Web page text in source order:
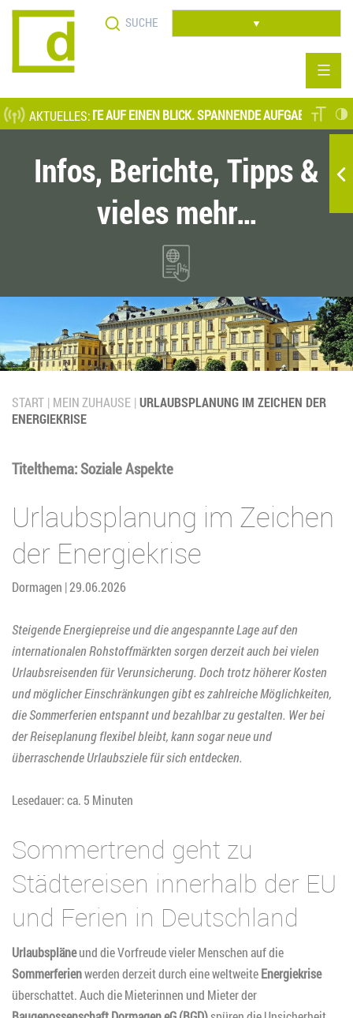
Direkt
Suche ▼
AKTUELLES:AUF EINEN BLICK. SPANNENDE AUFGABENFELDER
Infos, Berichte, Tipps &
vieles mehr…
START MEIN ZUHAUSE URLAUBSPLANUNG IM ZEICHEN DER
ENERGIEKRISE
Titelthema: Soziale Aspekte
Urlaubsplanung im Zeichen
der Energiekrise
Dormagen | 29.06.2026
Steigende Energiepreise und die angespannte Lage auf den
internationalen Rohstoffmärkten sorgen derzeit auch bei vielen
Urlaubsreisenden für Verunsicherung. Doch trotz höherer Kosten
und möglicher Einschränkungen gibt es zahlreiche Möglichkeiten,
die Sommerferien entspannt und bezahlbar zu gestalten. Wer bei
der Reiseplanung flexibel bleibt, kann sogar neue und
überraschende Urlaubsziele für sich entdecken.
Lesedauer: ca. 5 Minuten
Sommertrend geht zu
Städtereisen innerhalb der EU
und Ferien in Deutschland
Urlaubspläneund die Vorfreude vieler Menschen auf die
Sommerferienwerden derzeit durch eine weltweiteEnergiekrise
überschattet. Auch die Mieterinnen und Mieter der